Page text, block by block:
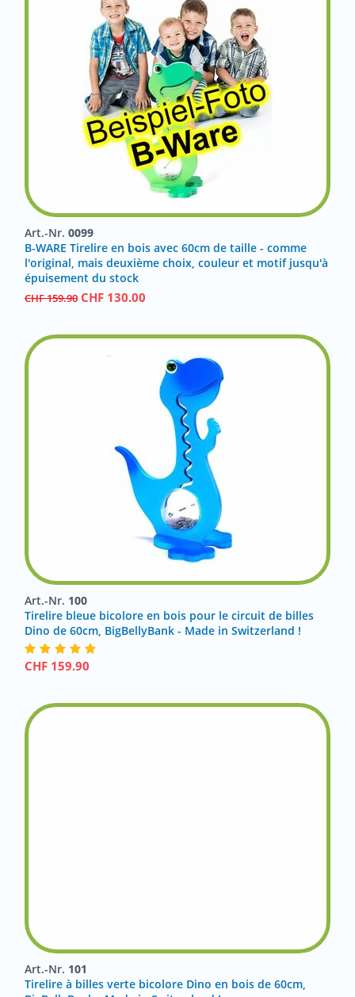
Art.-Nr. 0099
B-WARE Tirelire en bois avec 60cm de taille - comme
l'original, mais deuxième choix, couleur et motif jusqu'à
épuisement du stock
CHF159.90 CHF 130.00
Art.-Nr. 100
Tirelire bleue bicolore en bois pour le circuit de billes
Dino de 60cm, BigBellyBank - Made in Switzerland !
CHF 159.90
Art.-Nr. 101
Tirelire à billes verte bicolore Dino en bois de 60cm,